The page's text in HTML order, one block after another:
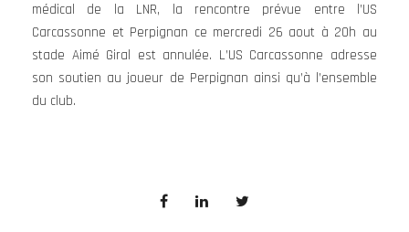
médical de la LNR, la rencontre prévue entre l’US
Carcassonne et Perpignan ce mercredi 26 aout à 20h au
stade Aimé Giral est annulée. L’US Carcassonne adresse
son soutien au joueur de Perpignan ainsi qu’à l’ensemble
du club.